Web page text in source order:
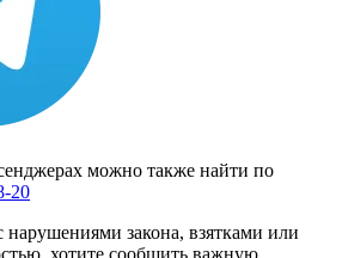
можно также найти по
20
нарушениями закона, взятками или
хотите сообщить важную